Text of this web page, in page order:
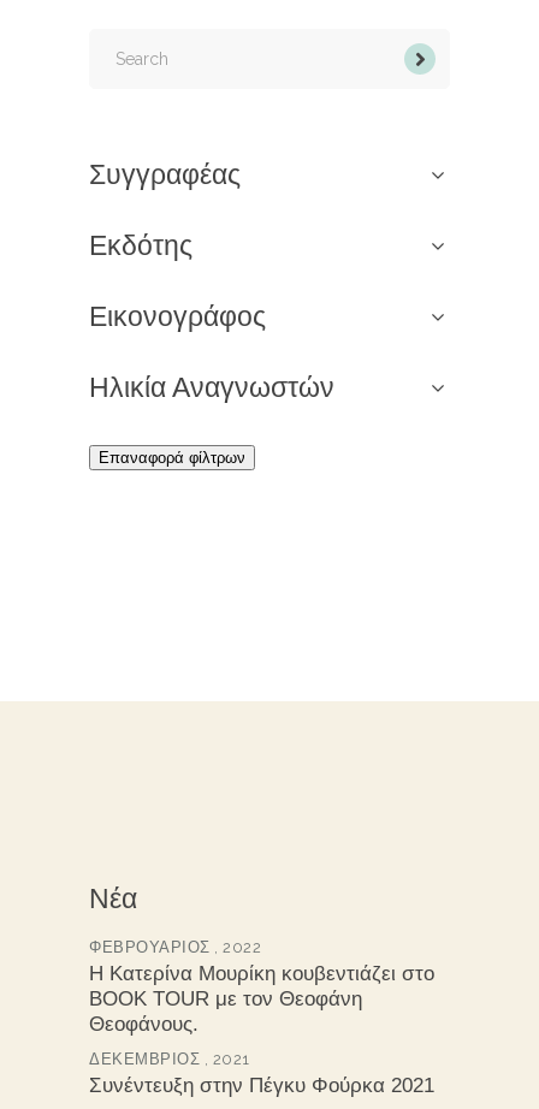
Συγγραφέας
Εκδότης
Εικονογράφος
Ηλικία Αναγνωστών
Επαναφορά φίλτρων
Νέα
ΦΕΒΡΟΥΆΡΙΟΣ , 2022
Η Κατερίνα Μουρίκη κουβεντιάζει στο
BOOK TOUR με τον Θεοφάνη
Θεοφάνους.
ΔΕΚΈΜΒΡΙΟΣ , 2021
Συνέντευξη στην Πέγκυ Φούρκα 2021